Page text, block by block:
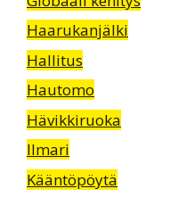
Haarukanjälki
Hallitus
Hautomo
Hävikkiruoka
Ilmari
Kääntöpöytä